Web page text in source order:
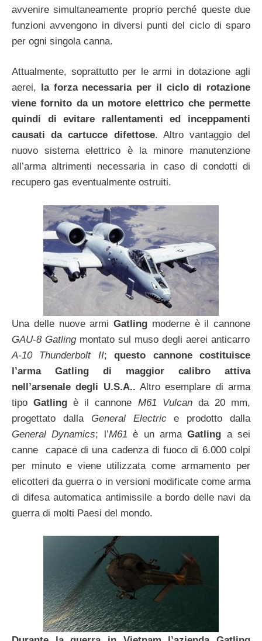
avvenire simultaneamente proprio perché queste due
funzioni avvengono in diversi punti del ciclo di sparo
per ogni singola canna.
Attualmente, soprattutto per le armi in dotazione agli
aerei,
la forza necessaria per il ciclo di rotazione
viene fornito da un motore elettrico che permette
quindi di evitare rallentamenti ed inceppamenti
causati da cartucce difettose. Altro vantaggio del
nuovo sistema elettrico è la minore manutenzione
all’arma altrimenti necessaria in caso di condotti di
recupero gas eventualmente ostruiti.
Una delle nuove armi Gatling moderne è il cannone
GAU-8 Gatlingmontato sul muso degli aerei anticarro
A-10 Thunderbolt II;questo cannone costituisce
l’arma Gatling di maggior calibro attiva
nell’arsenale degli U.S.A.. Altro esemplare di arma
tipoGatling è il cannone M61 Vulcanda 20 mm,
progettato dalla General Electrice prodotto dalla
General Dynamics; l’M61 è un armaGatling a sei
canne capace di una cadenza di fuoco di 6.000 colpi
per minuto e viene utilizzata come armamento per
elicotteri da guerra o in versioni modificate come arma
di difesa automatica antimissile a bordo delle navi da
guerra di molti Paesi del mondo.